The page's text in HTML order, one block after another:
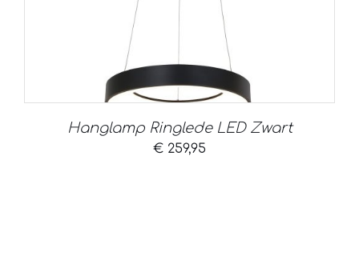
Hanglamp Ringlede LED Zwart
€ 259,95